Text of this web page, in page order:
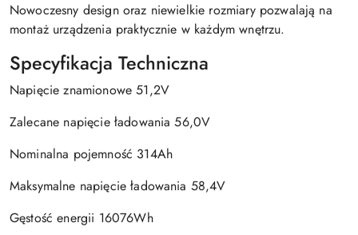
Nowoczesny design oraz niewielkie rozmiary pozwalają na
montaż urządzenia praktycznie w każdym wnętrzu.
Specyfikacja Techniczna
Napięcie znamionowe 51,2V
Zalecane napięcie ładowania 56,0V
Nominalna pojemność 314Ah
Maksymalne napięcie ładowania 58,4V
Gęstość energii 16076Wh